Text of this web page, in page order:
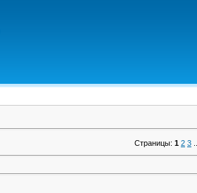
Страницы: 1 2 3